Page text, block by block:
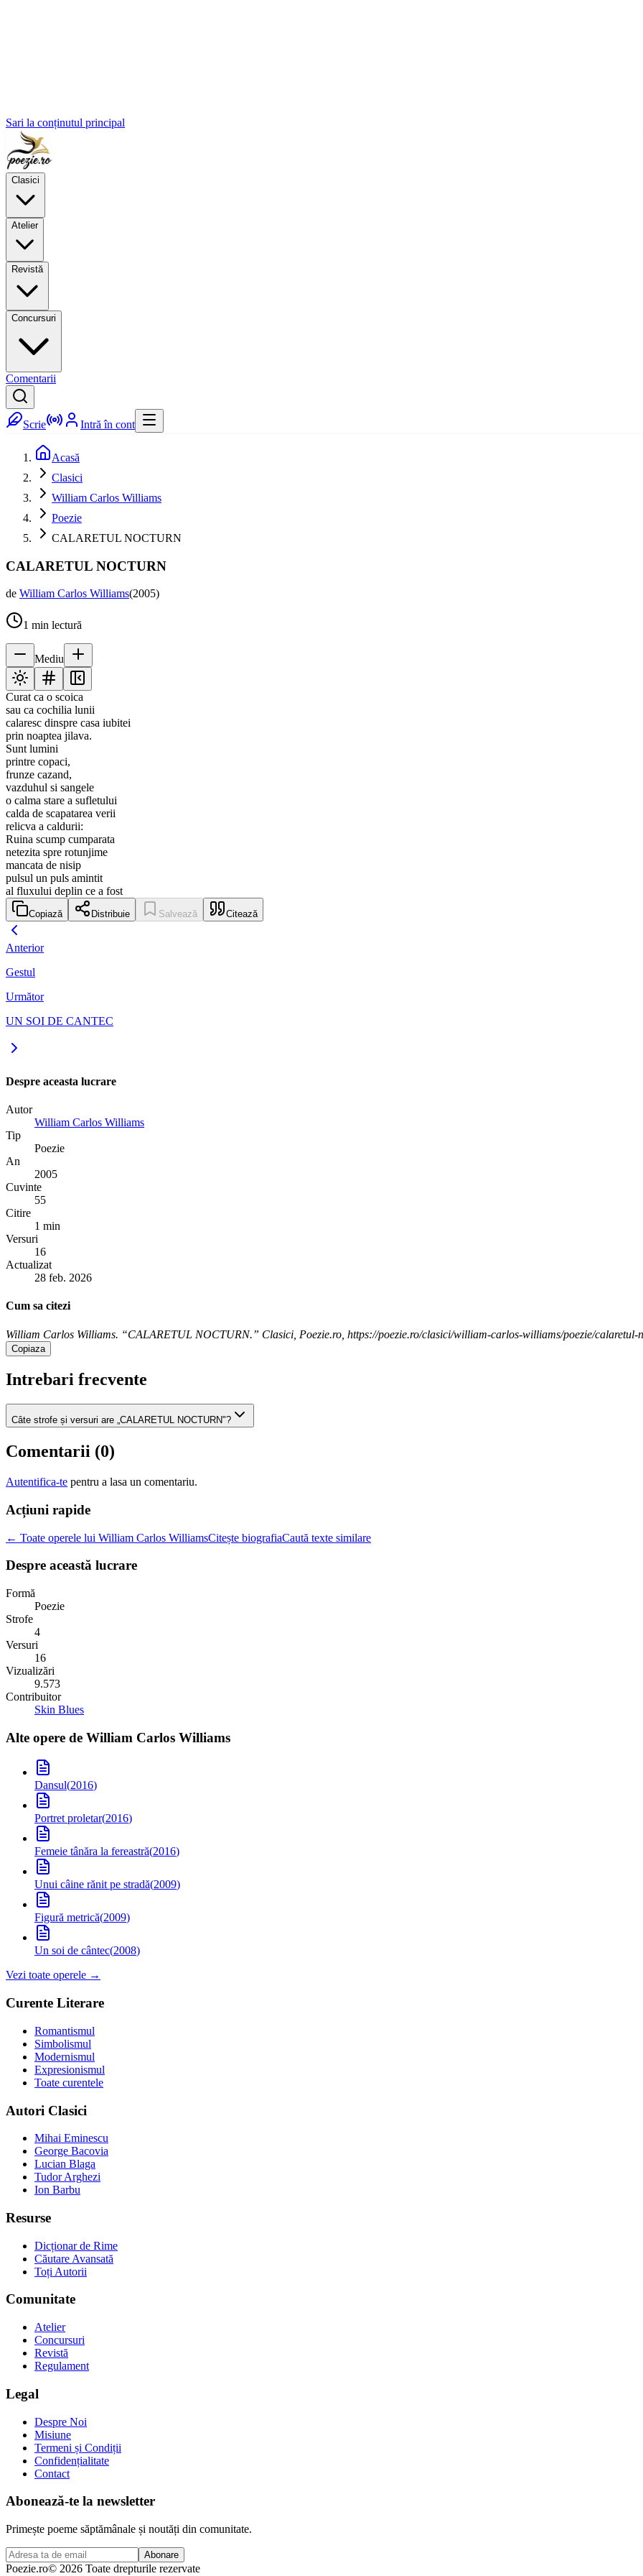
Sari la conținutul principal
Clasici
Atelier
Revistă
Concursuri
Comentarii
Scrie Intră în cont
Acasă
Clasici
William Carlos Williams
Poezie
CALARETUL NOCTURN
CALARETUL NOCTURN
de William Carlos Williams(2005)
1 min lectură
Mediu
Curat ca o scoica
sau ca cochilia lunii
calaresc dinspre casa iubitei
prin noaptea jilava.
Sunt lumini
printre copaci,
frunze cazand,
vazduhul si sangele
o calma stare a sufletului
calda de scapatarea verii
relicva a caldurii:
Ruina scump cumparata
netezita spre rotunjime
mancata de nisip
pulsul un puls amintit
al fluxului deplin ce a fost
Copiază Distribuie Salvează Citează
Anterior
Gestul
Următor
UN SOI DE CANTEC
Despre aceasta lucrare
Autor
William Carlos Williams
Tip
Poezie
An
2005
Cuvinte
55
Citire
1 min
Versuri
16
Actualizat
28 feb. 2026
Cum sa citezi
William Carlos Williams. “CALARETUL NOCTURN.” Clasici, Poezie.ro, https://poezie.ro/clasici/william-carlos-williams/poezie/calaretul-
Copiaza
Intrebari frecvente
Câte strofe și versuri are „CALARETUL NOCTURN"?
Comentarii (0)
Autentifica-te pentru a lasa un comentariu.
Acțiuni rapide
← Toate operele lui William Carlos WilliamsCitește biografiaCaută texte similare
Despre această lucrare
Formă
Poezie
Strofe
4
Versuri
16
Vizualizări
9.573
Contribuitor
Skin Blues
Alte opere de William Carlos Williams
Dansul(2016)
Portret proletar(2016)
Femeie tânăra la fereastră(2016)
Unui câine rănit pe stradă(2009)
Figură metrică(2009)
Un soi de cântec(2008)
Vezi toate operele →
Curente Literare
Romantismul
Simbolismul
Modernismul
Expresionismul
Toate curentele
Autori Clasici
Mihai Eminescu
George Bacovia
Lucian Blaga
Tudor Arghezi
Ion Barbu
Resurse
Dicționar de Rime
Căutare Avansată
Toți Autorii
Comunitate
Atelier
Concursuri
Revistă
Regulament
Legal
Despre Noi
Misiune
Termeni și Condiții
Confidențialitate
Contact
Abonează-te la newsletter
Primește poeme săptămânale și noutăți din comunitate.
Abonare
Poezie.ro© 2026 Toate drepturile rezervate